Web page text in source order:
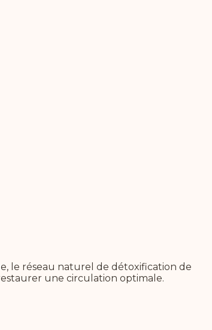
le réseau naturel de détoxification de
une circulation optimale.